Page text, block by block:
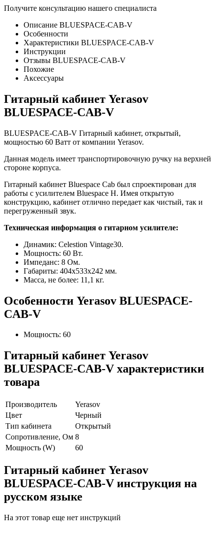
Получите консультацию нашего специалиста
Описание BLUESPACE-CAB-V
Особенности
Характеристики BLUESPACE-CAB-V
Инструкции
Отзывы BLUESPACE-CAB-V
Похожие
Аксессуары
Гитарный кабинет Yerasov
BLUESPACE-CAB-V
BLUESPACE-CAB-V Гитарный кабинет, открытый,
мощностью 60 Ватт от компании Yerasov.
Данная модель имеет транспортировочную ручку на верхней
стороне корпуса.
Гитарный кабинет Bluespace Cab был спроектирован для
работы с усилителем Bluespace H. Имея открытую
конструкцию, кабинет отлично передает как чистый, так и
перегруженный звук.
Техническая информация о гитарном усилителе:
Динамик: Celestion Vintage30.
Мощность: 60 Вт.
Импеданс: 8 Ом.
Габариты: 404х533х242 мм.
Масса, не более: 11,1 кг.
Особенности Yerasov BLUESPACE-
CAB-V
Мощность: 60
Гитарный кабинет Yerasov
BLUESPACE-CAB-V характеристики
товара
Производитель
Yerasov
Цвет
Черный
Тип кабинета
Открытый
Сопротивление, Ом 8
Мощность (W)
60
Гитарный кабинет Yerasov
BLUESPACE-CAB-V инструкция на
русском языке
На этот товар еще нет инструкций